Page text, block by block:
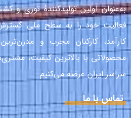
به‌عنوان اولین تولیدکنندهٔ توری و
فعالیت خود را به سطح ملی
کارآمد، کارکنان مجرب و
محصولاتی با بالاترین کیفیت،
سراسر ایران عرضه می‌کنیم.
تماس با ما